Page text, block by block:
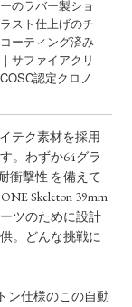
のラバー製ショ
スト仕上げのチ
ーティング済み
サファイアクリ
認定クロノ
テク素材を採用
。わずか64グラ
衝撃性 を備えて
Skeleton 39mm
ツのために設計
。どんな挑戦に
ン仕様のこの自動